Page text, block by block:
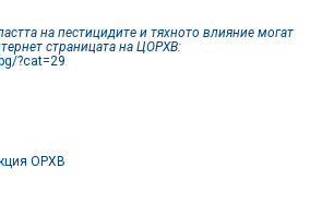
на пестицидите и тяхното влияние могат
страницата на ЦОРХВ:
?cat=29
ОРХВ